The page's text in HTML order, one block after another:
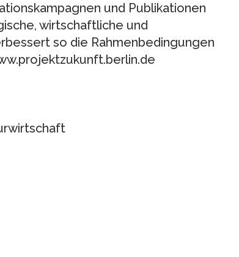
und Publikationen
wirtschaftliche und
so die Rahmenbedingungen